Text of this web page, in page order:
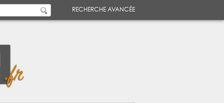
RECHERCHE AVANCÉE